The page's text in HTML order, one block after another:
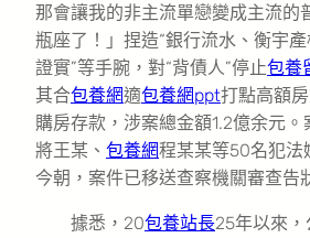
那會讓我的非主流單戀變成主流的
瓶座了！」捏造“銀行流水、衡宇
證實”等手腕，對“背債人”停止包養
其合包養網適包養網ppt打點高額
購房存款，涉案總金額1.2億余元
將王某、 包養網程某某等50名犯法
今朝，案件已移送查察機關審查告
據悉，20包養站長25年以來